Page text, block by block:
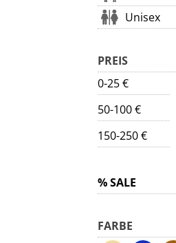
Unisex
PREIS
0-25 €
50-100 €
150-250 €
% SALE
FARBE